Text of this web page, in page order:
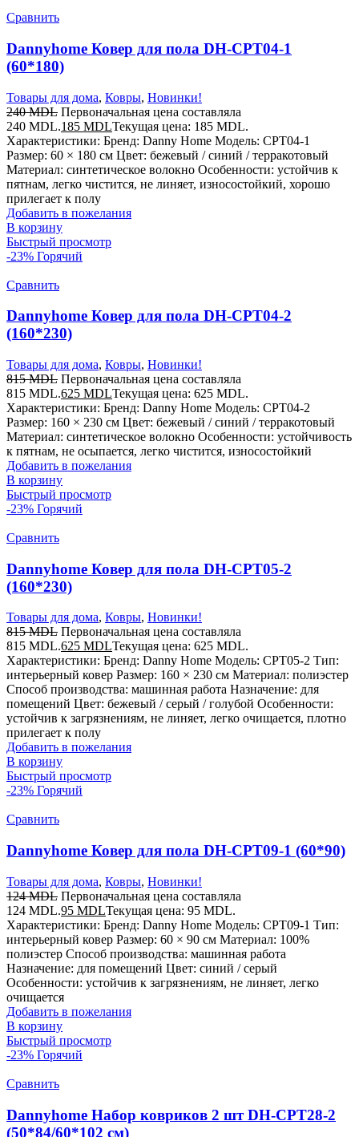
Сравнить
Dannyhome Ковер для пола DH-CPT04-1
(60*180)
Товары для дома, Ковры, Новинки!
240MDL Первоначальная цена составляла
240 MDL.185 MDLТекущая цена: 185 MDL.
Характеристики: Бренд: Danny Home Модель: CPT04-1
Размер: 60 × 180 см Цвет: бежевый / синий / терракотовый
Материал: синтетическое волокно Особенности: устойчив к
пятнам, легко чистится, не линяет, износостойкий, хорошо
прилегает к полу
Добавить в пожелания
В корзину
Быстрый просмотр
-23% Горячий
Сравнить
Dannyhome Ковер для пола DH-CPT04-2
(160*230)
Товары для дома, Ковры, Новинки!
815MDL Первоначальная цена составляла
815 MDL.625 MDLТекущая цена: 625 MDL.
Характеристики: Бренд: Danny Home Модель: CPT04-2
Размер: 160 × 230 см Цвет: бежевый / синий / терракотовый
Материал: синтетическое волокно Особенности: устойчивость
к пятнам, не осыпается, легко чистится, износостойкий
Добавить в пожелания
В корзину
Быстрый просмотр
-23% Горячий
Сравнить
Dannyhome Ковер для пола DH-CPT05-2
(160*230)
Товары для дома, Ковры, Новинки!
815MDL Первоначальная цена составляла
815 MDL.625 MDLТекущая цена: 625 MDL.
Характеристики: Бренд: Danny Home Модель: CPT05-2 Тип:
интерьерный ковер Размер: 160 × 230 см Материал: полиэстер
Способ производства: машинная работа Назначение: для
помещений Цвет: бежевый / серый / голубой Особенности:
устойчив к загрязнениям, не линяет, легко очищается, плотно
прилегает к полу
Добавить в пожелания
В корзину
Быстрый просмотр
-23% Горячий
Сравнить
Dannyhome Ковер для пола DH-CPT09-1 (60*90)
Товары для дома, Ковры, Новинки!
124MDL Первоначальная цена составляла
124 MDL.95 MDLТекущая цена: 95 MDL.
Характеристики: Бренд: Danny Home Модель: CPT09-1 Тип:
интерьерный ковер Размер: 60 × 90 см Материал: 100%
полиэстер Способ производства: машинная работа
Назначение: для помещений Цвет: синий / серый
Особенности: устойчив к загрязнениям, не линяет, легко
очищается
Добавить в пожелания
В корзину
Быстрый просмотр
-23% Горячий
Сравнить
Dannyhome Набор ковриков 2 шт DH-CPT28-2
(50*84/60*102 см)